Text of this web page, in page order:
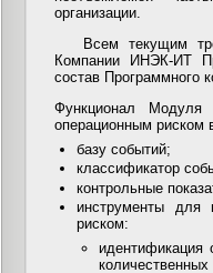
организации.
Всем текущим
Компании ИНЭК-ИТ
состав Программного
Функционал Модуля
операционным риском
базу событий;
классификатор
контрольные
инструменты для
риском:
идентификация